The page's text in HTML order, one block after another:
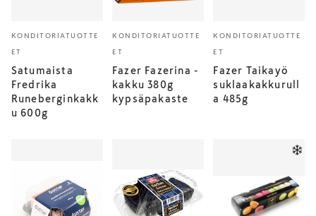
KONDITORIATUOTTE
ET
Satumaista
Fredrika
Runeberginkakk
u 600g
KONDITORIATUOTTE
ET
Fazer Fazerina -
kakku 380g
kypsäpakaste
KONDITORIATUOTTE
ET
Fazer Taikayö
suklaakakkurull
a 485g